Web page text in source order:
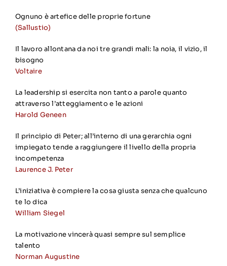
Ognuno è artefice delle proprie fortune
(Sallustio)
Il lavoro allontana da noi tre grandi mali: la noia, il vizio, il
bisogno
Voltaire
La leadership si esercita non tanto a parole quanto
attraverso l’atteggiamento e le azioni
Harold Geneen
Il principio di Peter; all’interno di una gerarchia ogni
impiegato tende a raggiungere il livello della propria
incompetenza
Laurence J. Peter
L’iniziativa è compiere la cosa giusta senza che qualcuno
te lo dica
William Siegel
La motivazione vincerà quasi sempre sul semplice
talento
Norman Augustine